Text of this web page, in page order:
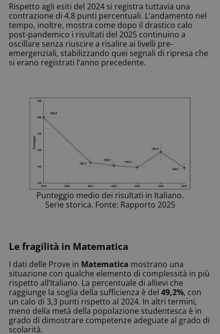
Rispetto agli esiti del 2024 si registra tuttavia una
contrazione di 4.8 punti percentuali. L’andamento nel
tempo, inoltre, mostra come dopo il drastico calo
post-pandemico i risultati del 2025 continuino a
oscillare senza riuscire a risalire ai livelli pre-
emergenziali, stabilizzando quei segnali di ripresa che
si erano registrati l’anno precedente.
Punteggio medio dei risultati in Italiano.
Serie storica. Fonte: Rapporto 2025
Le fragilità in Matematica
I dati delle Prove in Matematica mostrano una
situazione con qualche elemento di complessità in più
rispetto all’Italiano. La percentuale di allievi che
raggiunge la soglia della sufficienza è del 49,2%, con
un calo di 3,3 punti rispetto al 2024. In altri termini,
meno della metà della popolazione studentesca è in
grado di dimostrare competenze adeguate al grado di
scolarità.